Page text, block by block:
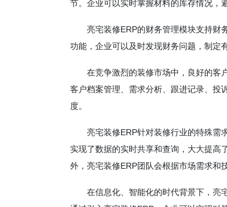
节。企业可以实时掌握材料的库存情况，
亮宅装修ERP的财务管理模块支持财
功能，企业可以及时发现财务问题，制定
在竞争激烈的装修市场中，良好的客
客户档案管理、需求分析、跟进记录、投
度。
亮宅装修ERP针对装修行业的特殊需
实现了数据的实时共享和查询，大大提高
外，亮宅装修ERP团队会根据市场需求和
在信息化、智能化的时代背景下， 亮